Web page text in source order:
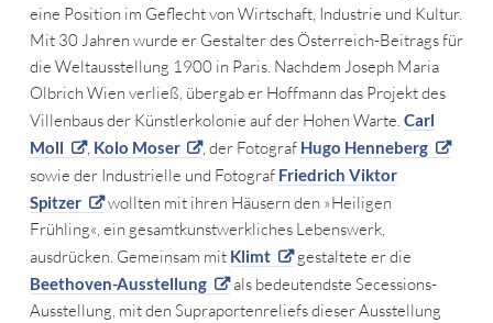
eine Position im Geflecht von Wirtschaft, Industrie und Kultur.
Mit 30 Jahren wurde er Gestalter des Österreich-Beitrags für
die Weltausstellung 1900 in Paris. Nachdem Joseph Maria
Olbrich Wien verließ, übergab er Hoffmann das Projekt des
Villenbaus der Künstlerkolonie auf der Hohen Warte. Carl
Moll
, Kolo Moser , der Fotograf Hugo Henneberg
sowie der Industrielle und Fotograf Friedrich Viktor
Spitzer
wollten mit ihren Häusern den »Heiligen
Frühling«, ein gesamtkunstwerkliches Lebenswerk,
ausdrücken. Gemeinsam mit Klimt gestaltete er die
Beethoven-Ausstellung
als bedeutendste Secessions-
Ausstellung, mit den Supraportenreliefs dieser Ausstellung